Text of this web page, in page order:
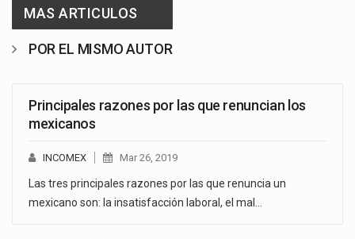
MAS ARTICULOS
POR EL MISMO AUTOR
Principales razones por las que renuncian los
mexicanos
INCOMEX Mar 26, 2019
Las tres principales razones por las que renuncia un
mexicano son: la insatisfacción laboral, el mal…